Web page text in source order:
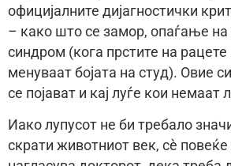
официјалните дијагностички
– како што се замор, опаѓање на
синдром (кога прстите на рацете
менуваат бојата на студ). Овие
се појават и кај луѓе кои немаат
Иако лупусот не би требало
скрати животниот век, сè повеќе